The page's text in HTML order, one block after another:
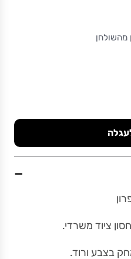
−
ציוד משרדי.
בצבע ורוד.